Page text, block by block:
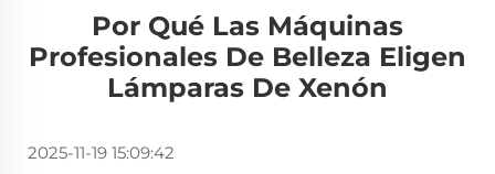
Por Qué Las Máquinas
Profesionales De Belleza Eligen
Lámparas De Xenón
2025-11-19 15:09:42